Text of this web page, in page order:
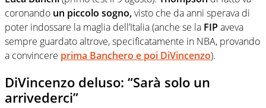
coronando un piccolo sogno,visto che da anni sperava di
poter indossare la maglia dell’Italia (anche se la FIP aveva
sempre guardato altrove, specificatamente in NBA, provando
a convincere prima Banchero e poi DiVincenzo).
DiVincenzo deluso: “Sarà solo un
arrivederci”